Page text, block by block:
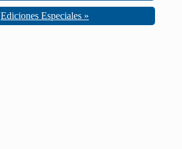
Ediciones Especiales »